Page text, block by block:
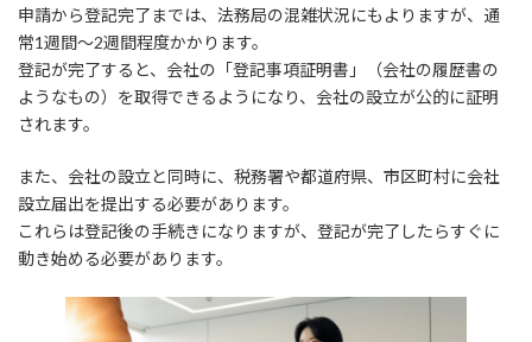
申請から登記完了までは、法務局の混雑状況にもよりますが、通
常1週間～2週間程度かかります。
登記が完了すると、会社の「登記事項証明書」（会社の履歴書の
ようなもの）を取得できるようになり、会社の設立が公的に証明
されます。
また、会社の設立と同時に、税務署や都道府県、市区町村に会社
設立届出を提出する必要があります。
これらは登記後の手続きになりますが、登記が完了したらすぐに
動き始める必要があります。